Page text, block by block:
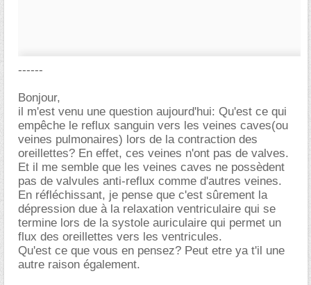
------
Bonjour,
il m'est venu une question aujourd'hui: Qu'est ce qui
empêche le reflux sanguin vers les veines caves(ou
veines pulmonaires) lors de la contraction des
oreillettes? En effet, ces veines n'ont pas de valves.
Et il me semble que les veines caves ne possèdent
pas de valvules anti-reflux comme d'autres veines.
En réfléchissant, je pense que c'est sûrement la
dépression due à la relaxation ventriculaire qui se
termine lors de la systole auriculaire qui permet un
flux des oreillettes vers les ventricules.
Qu'est ce que vous en pensez? Peut etre ya t'il une
autre raison également.